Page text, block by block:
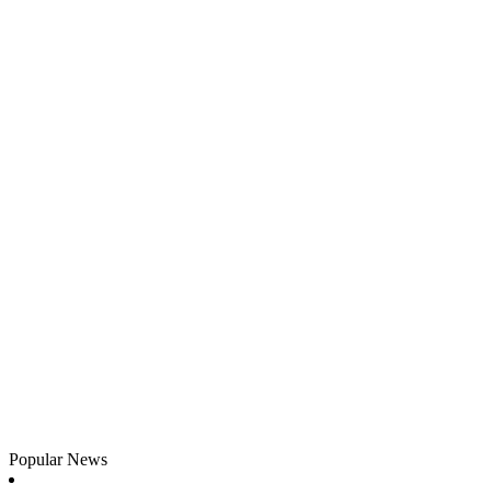
Popular News